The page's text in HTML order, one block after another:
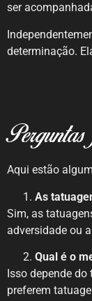
ser
determinação.
Perguntas
Aqui estão
As
Sim, as
adversidade ou
Qual é o
Isso depende
preferem